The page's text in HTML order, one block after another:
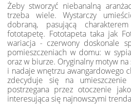
Żeby stworzyć niebanalną
trzeba wiele. Wystarczy
dobraną, pasującą
fototapetę. Fototapeta taka jak
wariacja - czerwony doskonale
pomieszczeniach w domu: w
oraz w biurze. Oryginalny motyw
i nadaje wnętrzu awangardowego
zdecyduje się na
postrzegana przez otoczenie
interesująca się najnowszymi